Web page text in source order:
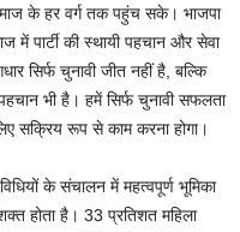
के हर वर्ग तक पहुंच सके। भाजपा
में पार्टी की स्थायी पहचान और सेवा
सिर्फ चुनावी जीत नहीं है, बल्कि
भी है। हमें सिर्फ चुनावी सफलता
सक्रिय रूप से काम करना होगा।
के संचालन में महत्वपूर्ण भूमिका
होता है। 33 प्रतिशत महिला